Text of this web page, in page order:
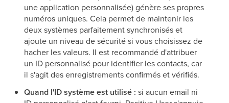
une application personnalisée) génère ses propres
numéros uniques. Cela permet de maintenir les
deux systèmes parfaitement synchronisés et
ajoute un niveau de sécurité si vous choisissez de
hacher les valeurs. Il est recommandé d'attribuer
un ID personnalisé pour identifier les contacts, car
il s'agit des enregistrements confirmés et vérifiés.
Quand l'ID système est utilisé : si aucun email ni